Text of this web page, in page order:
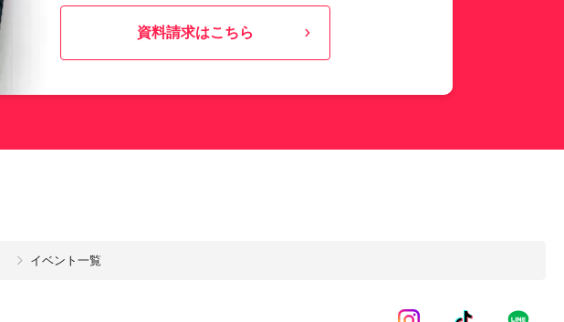
資料請求はこちら
イベント一覧